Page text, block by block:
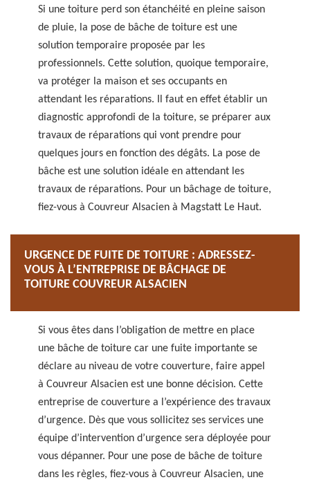
Si une toiture perd son étanchéité en pleine saison
de pluie, la pose de bâche de toiture est une
solution temporaire proposée par les
professionnels. Cette solution, quoique temporaire,
va protéger la maison et ses occupants en
attendant les réparations. Il faut en effet établir un
diagnostic approfondi de la toiture, se préparer aux
travaux de réparations qui vont prendre pour
quelques jours en fonction des dégâts. La pose de
bâche est une solution idéale en attendant les
travaux de réparations. Pour un bâchage de toiture,
fiez-vous à Couvreur Alsacien à Magstatt Le Haut.
URGENCE DE FUITE DE TOITURE : ADRESSEZ-
VOUS À L’ENTREPRISE DE BÂCHAGE DE
TOITURE COUVREUR ALSACIEN
Si vous êtes dans l’obligation de mettre en place
une bâche de toiture car une fuite importante se
déclare au niveau de votre couverture, faire appel
à Couvreur Alsacien est une bonne décision. Cette
entreprise de couverture a l’expérience des travaux
d’urgence. Dès que vous sollicitez ses services une
équipe d’intervention d’urgence sera déployée pour
vous dépanner. Pour une pose de bâche de toiture
dans les règles, fiez-vous à Couvreur Alsacien, une